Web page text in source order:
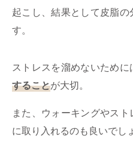
起こし、結果として皮脂
す。
ストレスを溜めないために
することが大切。
また、ウォーキングやス
に取り入れるのも良いでし